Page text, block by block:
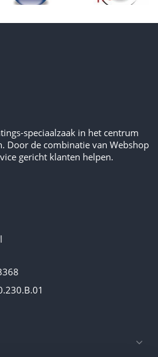
speciaalzaak in het centrum
Door de combinatie van Webshop
gericht klanten helpen.